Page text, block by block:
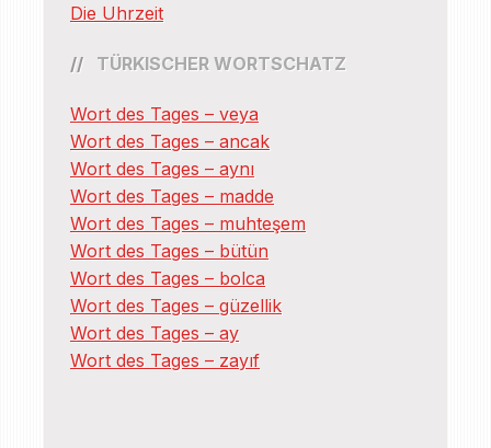
Die Uhrzeit
TÜRKISCHER WORTSCHATZ
Wort des Tages – veya
Wort des Tages – ancak
Wort des Tages – aynı
Wort des Tages – madde
Wort des Tages – muhteşem
Wort des Tages – bütün
Wort des Tages – bolca
Wort des Tages – güzellik
Wort des Tages – ay
Wort des Tages – zayıf